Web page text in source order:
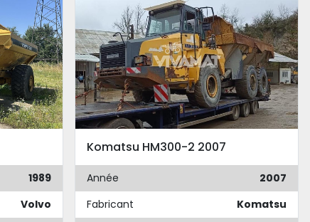
1989
Volvo
Komatsu HM300-2 2007
Année
2007
Fabricant
Komatsu